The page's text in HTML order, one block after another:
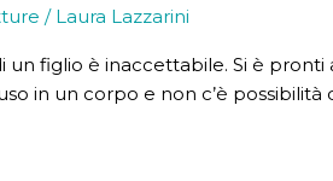
/ Laura Lazzarini
figlio è inaccettabile. Si è pronti
in un corpo e non c’è